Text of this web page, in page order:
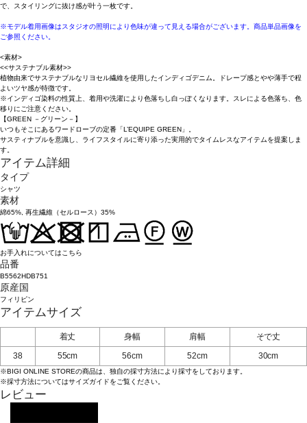
で、スタイリングに抜け感が叶う一枚です。
※モデル着用画像はスタジオの照明により色味が違って見える場合がございます。商品単品画像を
ご参照ください。
<素材>
<<サステナブル素材>>
植物由来でサステナブルなリヨセル繊維を使用したインディゴデニム。ドレープ感とやや薄手で程
よいツヤ感が特徴です。
※インディゴ染料の性質上、着用や洗濯により色落ちし白っぽくなります。スレによる色落ち、色
移りにご注意ください。
【GREEN －グリーン－】
いつもそこにあるワードローブの定番「L’EQUIPE GREEN」。
サスティナブルを意識し、ライフスタイルに寄り添った実用的でタイムレスなアイテムを提案しま
す。
アイテム詳細
タイプ
シャツ
素材
綿65%, 再生繊維（セルロース）35%
お手入れについてはこちら
品番
B5562HDB751
原産国
フィリピン
アイテムサイズ
着丈 身幅 肩幅
そで丈
38
55cm 56cm 52cm 30cm
※BIGI ONLINE STOREの商品は、独自の採寸方法により採寸をしております。
※採寸方法についてはサイズガイドをご覧ください。
レビュー